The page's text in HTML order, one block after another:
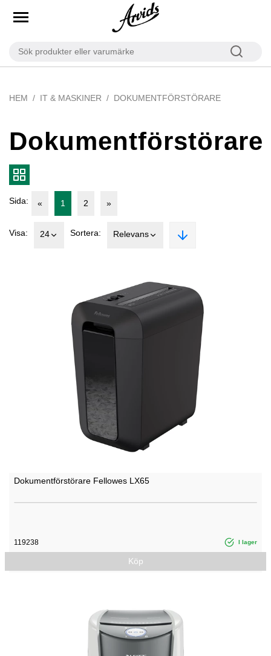
HEM IT & MASKINER DOKUMENTFÖRSTÖRARE
Dokumentförstörare
Sida: « 1 2 »
Visa: 24 Sortera: Relevans
Dokumentförstörare Fellowes LX65
119238 I lager
Köp